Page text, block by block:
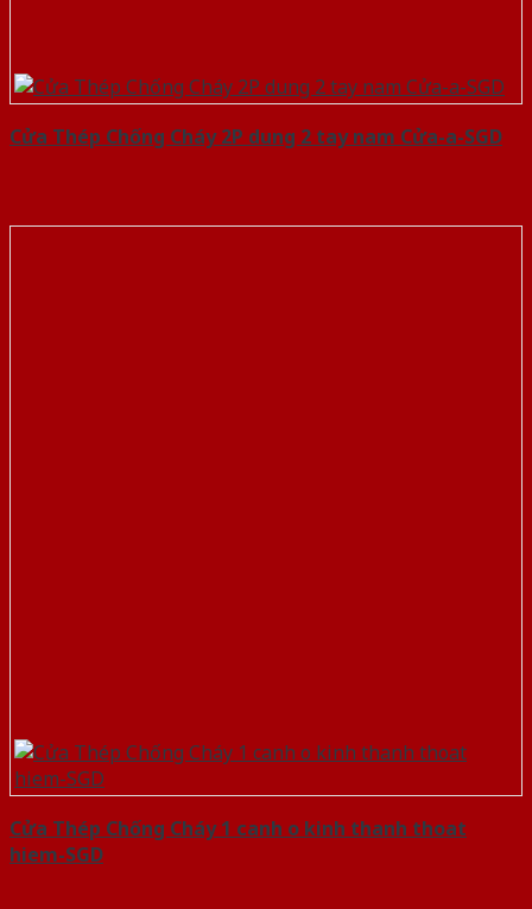
Cửa Thép Chống Cháy 2P dung 2 tay nam Cửa-a-SGD
Cửa Thép Chống Cháy 1 canh o kinh thanh thoat
hiem-SGD